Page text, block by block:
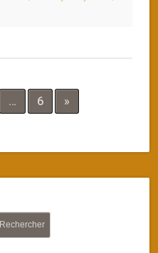
… 6 »
Rechercher